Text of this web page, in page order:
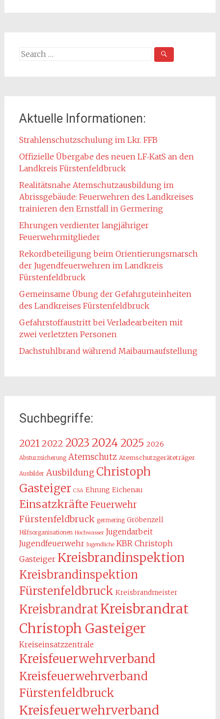
Search
Aktuelle Informationen:
Strahlenschutzschulung im Lkr. FFB
Offizielle Übergabe des neuen LF‑KatS an den
Landkreis Fürstenfeldbruck
Realitätsnahe Atemschutzausbildung im
Abrissgebäude: Feuerwehren des Landkreises
trainieren den Ernstfall in Germering
Ehrungen verdienter langjähriger
Feuerwehrmitglieder
Rekordbeteiligung beim Orientierungsmarsch
der Jugendfeuerwehren im Landkreis
Fürstenfeldbruck
Gemeinsame Übung der Gefahrguteinheiten
des Landkreises Fürstenfeldbruck
Gefahrstoffaustritt bei Verladearbeiten mit
zwei verletzten Personen
Dachstuhlbrand während Maibaumaufstellung
Suchbegriffe:
20212022 2023 2024 2025 2026
Absturzsicherung Atemschutz Atemschutzgeräteträger
Ausbilder Ausbildung Christoph
Gasteiger CSA Ehrung Eichenau
Einsatzkräfte Feuerwehr
Fürstenfeldbruck germering Gröbenzell
Hilfsorganisationen Hochwasser Jugendarbeit
Jugendfeuerwehr Jugendliche KBR Christoph
Gasteiger Kreisbrandinspektion
Kreisbrandinspektion
Fürstenfeldbruck Kreisbrandmeister
KreisbrandratKreisbrandrat
Christoph Gasteiger
Kreiseinsatzzentrale
Kreisfeuerwehrverband
Kreisfeuerwehrverband
Fürstenfeldbruck
Kreisfeuerwehrverband